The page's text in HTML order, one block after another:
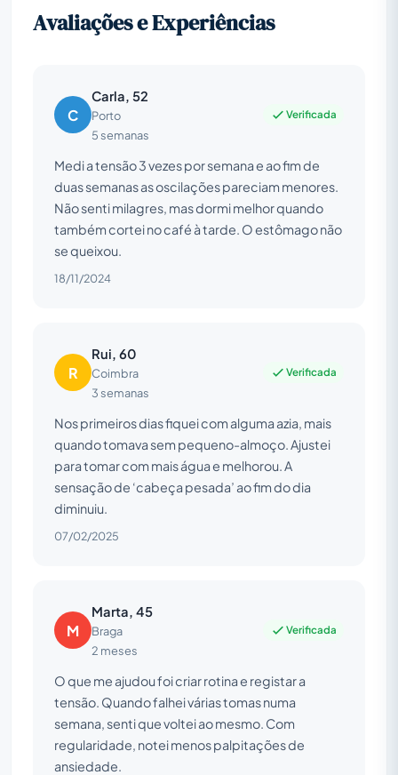
Avaliações e Experiências
C
Carla, 52
Porto
5 semanas
Verificada
Medi a tensão 3 vezes por semana e ao fim de
duas semanas as oscilações pareciam menores.
Não senti milagres, mas dormi melhor quando
também cortei no café à tarde. O estômago não
se queixou.
18/11/2024
R
Rui, 60
Coimbra
3 semanas
Verificada
Nos primeiros dias fiquei com alguma azia, mais
quando tomava sem pequeno-almoço. Ajustei
para tomar com mais água e melhorou. A
sensação de ‘cabeça pesada’ ao fim do dia
diminuiu.
07/02/2025
M
Marta, 45
Braga
2 meses
Verificada
O que me ajudou foi criar rotina e registar a
tensão. Quando falhei várias tomas numa
semana, senti que voltei ao mesmo. Com
regularidade, notei menos palpitações de
ansiedade.